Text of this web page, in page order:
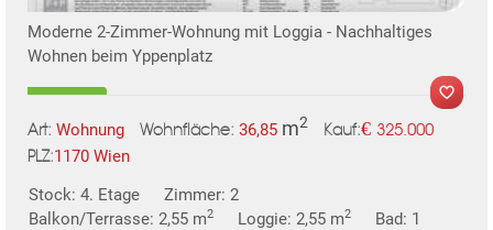
Moderne 2-Zimmer-Wohnung mit Loggia - Nachhaltiges
Wohnen beim Yppenplatz
Art: Wohnung Wohnfläche: 36,85 m2 Kauf:€ 325.000
PLZ:1170 Wien
Stock: 4. Etage
Zimmer: 2
Balkon/Terrasse: 2,55 m2 Loggie: 2,55 m2
Bad: 1